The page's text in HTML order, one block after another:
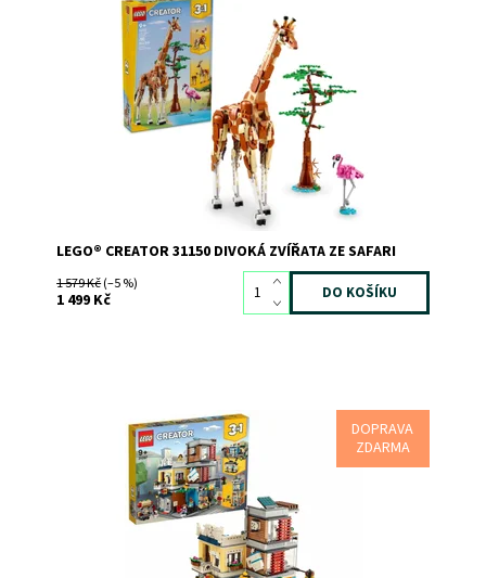
Stavebnice LEGO® Creator 3 v 1 Divoká zvířata ze safari
Dostupnost:
Skladem
11385
LEGO
LEGO® CREATOR 31150 DIVOKÁ ZVÍŘATA ZE SAFARI
1 579 Kč(–5 %)
1 499 Kč
DOPRAVA
ZDARMA
Postav si zverimex a kavárnu a užij si spoustu zábavy v
centru města s touto stavebnicí 3 v 1!
Dostupnost:
Skladem3
5877